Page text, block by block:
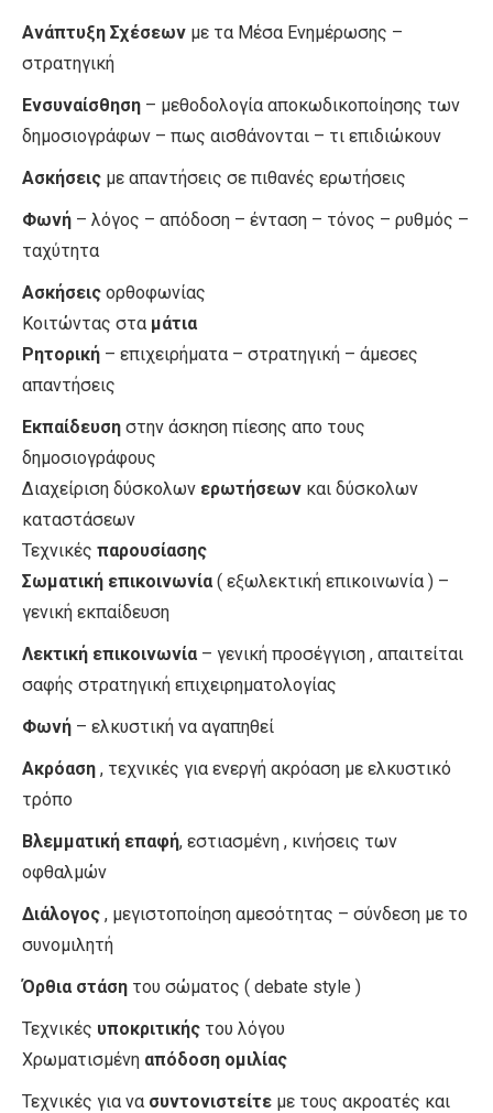
Ανάπτυξη Σχέσεων με τα Μέσα Ενημέρωσης –
στρατηγική
Ενσυναίσθηση – μεθοδολογία αποκωδικοποίησης των
δημοσιογράφων – πως αισθάνονται – τι επιδιώκουν
Ασκήσεις με απαντήσεις σε πιθανές ερωτήσεις
Φωνή – λόγος – απόδοση – ένταση – τόνος – ρυθμός –
ταχύτητα
Ασκήσεις ορθοφωνίας
Κοιτώντας στα μάτια
Ρητορική – επιχειρήματα – στρατηγική – άμεσες
απαντήσεις
Εκπαίδευση στην άσκηση πίεσης απο τους
δημοσιογράφους
Διαχείριση δύσκολων ερωτήσεων και δύσκολων
καταστάσεων
Τεχνικές παρουσίασης
Σωματική επικοινωνία ( εξωλεκτική επικοινωνία ) –
γενική εκπαίδευση
Λεκτική επικοινωνία – γενική προσέγγιση , απαιτείται
σαφής στρατηγική επιχειρηματολογίας
Φωνή – ελκυστική να αγαπηθεί
Ακρόαση , τεχνικές για ενεργή ακρόαση με ελκυστικό
τρόπο
Βλεμματική επαφή, εστιασμένη , κινήσεις των
οφθαλμών
Διάλογος , μεγιστοποίηση αμεσότητας – σύνδεση με το
συνομιλητή
Όρθια στάση του σώματος ( debate style )
Τεχνικές υποκριτικής του λόγου
Χρωματισμένη απόδοση ομιλίας
Τεχνικές για να συντονιστείτε με τους ακροατές και